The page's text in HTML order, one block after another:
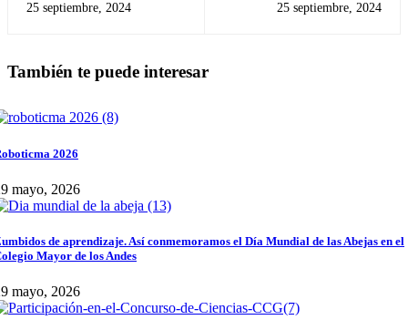
25 septiembre, 2024
25 septiembre, 2024
También te puede interesar
2026
mayo, 2026
de aprendizaje. Así conmemoramos el Día Mundial de las Abejas en el
Mayor de los Andes
mayo, 2026